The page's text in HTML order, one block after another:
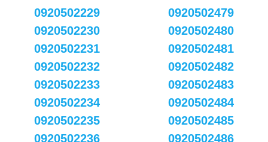
0920502229
0920502230
0920502231
0920502232
0920502233
0920502234
0920502235
0920502236
0920502479
0920502480
0920502481
0920502482
0920502483
0920502484
0920502485
0920502486